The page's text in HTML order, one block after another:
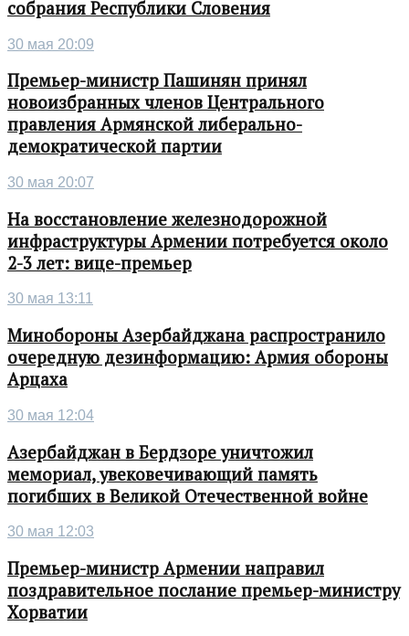
собрания Республики Словения
30 мая 20:09
Премьер-министр Пашинян принял
новоизбранных членов Центрального
правления Армянской либерально-
демократической партии
30 мая 20:07
На восстановление железнодорожной
инфраструктуры Армении потребуется около
2-3 лет: вице-премьер
30 мая 13:11
Минобороны Азербайджана распространило
очередную дезинформацию: Армия обороны
Арцаха
30 мая 12:04
Азербайджан в Бердзоре уничтожил
мемориал, увековечивающий память
погибших в Великой Отечественной войне
30 мая 12:03
Премьер-министр Армении направил
поздравительное послание премьер-министру
Хорватии